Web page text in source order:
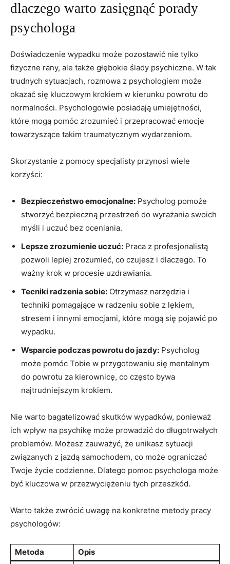
dlaczego ⁢warto zasięgnąć porady
psychologa
Doświadczenie wypadku może pozostawić​ nie tylko
fizyczne rany,​ ale także głębokie ślady​ psychiczne. W tak
trudnych sytuacjach, rozmowa z psychologiem może
okazać się kluczowym krokiem w kierunku powrotu do
normalności. Psychologowie ⁢posiadają⁤ umiejętności,
które mogą pomóc zrozumieć i przepracować emocje
towarzyszące takim traumatycznym ‌wydarzeniom.
Skorzystanie z⁤ pomocy specjalisty przynosi​ wiele
‌korzyści:
Bezpieczeństwo emocjonalne: Psycholog ⁤pomoże
stworzyć bezpieczną przestrzeń do wyrażania swoich
myśli i uczuć bez oceniania.
Lepsze zrozumienie uczuć: Praca z profesjonalistą
pozwoli lepiej ‍zrozumieć, co ‍czujesz i dlaczego. ​To
ważny krok w procesie⁤ uzdrawiania.
Tecniki radzenia sobie: Otrzymasz narzędzia i
techniki pomagające w radzeniu sobie z lękiem,
stresem i innymi emocjami, które mogą się pojawić po
wypadku.
Wsparcie podczas powrotu do jazdy: Psycholog
może pomóc Tobie w przygotowaniu się mentalnym
do powrotu za⁤ kierownicę, co często bywa ​
najtrudniejszym krokiem.
Nie⁢ warto bagatelizować​ skutków wypadków, ponieważ
ich wpływ na psychikę‍ może prowadzić do długotrwałych⁤
problemów.⁢ Możesz zauważyć, że unikasz sytuacji
związanych z jazdą samochodem,‌ co ⁣może ograniczać⁢
Twoje życie ‍codzienne. Dlatego pomoc ⁤psychologa może
być⁢ kluczowa w przezwyciężeniu tych przeszkód.
Warto także ⁣zwrócić uwagę​ na ​konkretne ​metody pracy
⁣psychologów:
Metoda Opis